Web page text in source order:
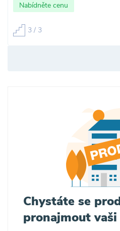
Nabídněte cenu
3 / 3
Chystáte se
pronajmout